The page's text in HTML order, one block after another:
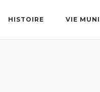
HISTOIRE VIE